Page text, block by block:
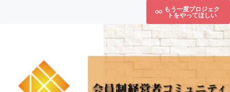
もう一度プロジェク
トをやってほしい